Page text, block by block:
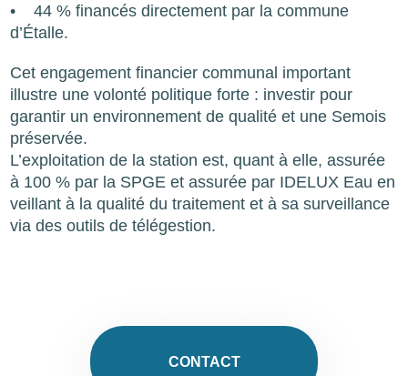
• 44 % financés directement par la commune
d’Étalle.
Cet engagement financier communal important
illustre une volonté politique forte : investir pour
garantir un environnement de qualité et une Semois
préservée.
L’exploitation de la station est, quant à elle, assurée
à 100 % par la SPGE et assurée par IDELUX Eau en
veillant à la qualité du traitement et à sa surveillance
via des outils de télégestion.
CONTACT